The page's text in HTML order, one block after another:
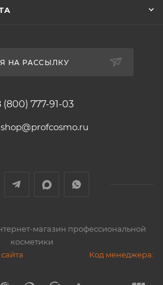
НА РАССЫЛКУ
(800) 777-91-03
магазин профессиональной
косметики
Код менеджера: